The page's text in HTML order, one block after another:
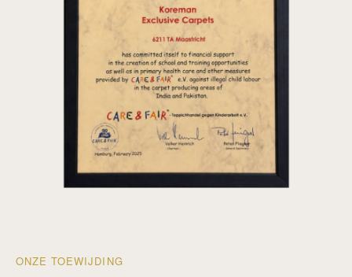
ONZE TOEWIJDING